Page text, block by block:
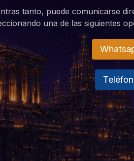
tanto, puede comunicarse
una de las siguientes